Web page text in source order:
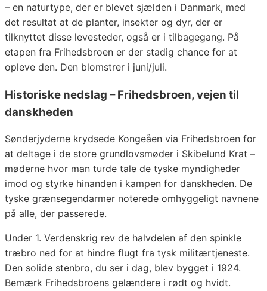
– en naturtype, der er blevet sjælden i Danmark, med
det resultat at de planter, insekter og dyr, der er
tilknyttet disse levesteder, også er i tilbagegang. På
etapen fra Frihedsbroen er der stadig chance for at
opleve den. Den blomstrer i juni/juli.
Historiske nedslag – Frihedsbroen, vejen til
danskheden
Sønderjyderne krydsede Kongeåen via Frihedsbroen for
at deltage i de store grundlovsmøder i Skibelund Krat –
møderne hvor man turde tale de tyske myndigheder
imod og styrke hinanden i kampen for danskheden. De
tyske grænsegendarmer noterede omhyggeligt navnene
på alle, der passerede.
Under 1. Verdenskrig rev de halvdelen af den spinkle
træbro ned for at hindre flugt fra tysk militærtjeneste.
Den solide stenbro, du ser i dag, blev bygget i 1924.
Bemærk Frihedsbroens gelændere i rødt og hvidt.